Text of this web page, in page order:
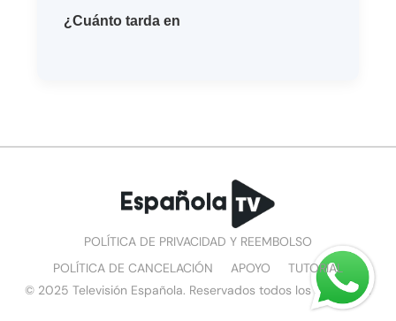
¿Cuánto tarda en
POLÍTICA DE PRIVACIDAD Y REEMBOLSO
POLÍTICA DE CANCELACIÓN
APOYO
TUTORIAL
© 2025 Televisión Española. Reservados todos los derechos.